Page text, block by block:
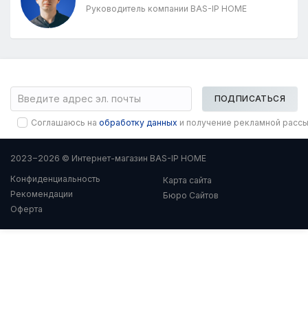
Руководитель компании BAS-IP HOME
ПОДПИСАТЬСЯ
Соглашаюсь на обработку данных и получение рекламной
2023−2026 © Интернет-магазин BAS-IP HOME
Конфиденциальность
Рекомендации
Оферта
Карта сайта
Бюро Сайтов